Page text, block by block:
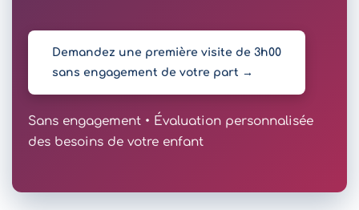
Demandez une première visite de 3h00
sans engagement de votre part →
Sans engagement • Évaluation personnalisée
des besoins de votre enfant